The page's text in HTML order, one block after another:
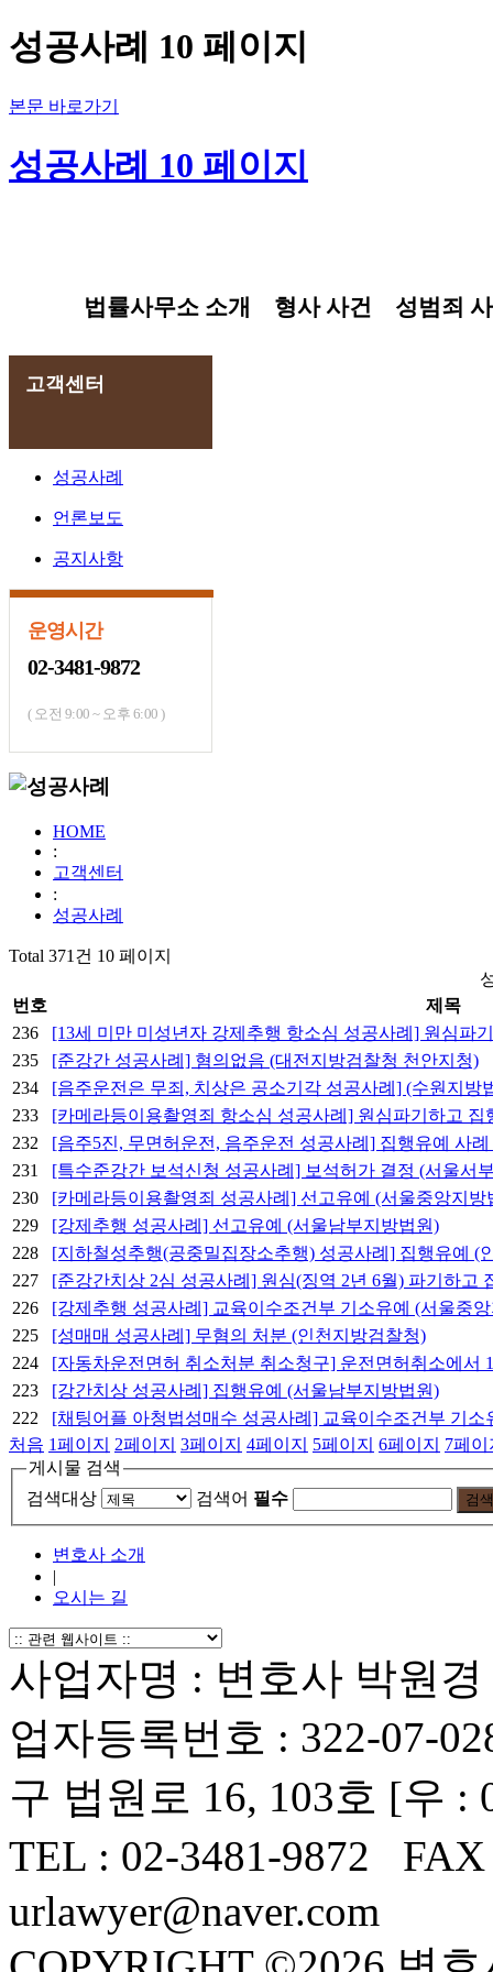
성공사례 10 페이지
본문 바로가기
성공사례 10 페이지
법률사무소 소개 형사 사건 성범죄
고객센터
성공사례
언론보도
공지사항
운영시간
02-3481-9872
( 오전 9:00 ~ 오후 6:00 )
HOME
:
고객센터
:
성공사례
Total 371건 10 페이지
번호
제목
236
[13세 미만 미성년자 강제추행 항소심 성공사례] 원심파
235
[준강간 성공사례] 혐의없음 (대전지방검찰청 천안지청)
234
[음주운전은 무죄, 치상은 공소기각 성공사례] (수원지방
233
[카메라등이용촬영죄 항소심 성공사례] 원심파기하고 집
232
[음주5진, 무면허운전, 음주운전 성공사례] 집행유예 사
231
[특수준강간 보석신청 성공사례] 보석허가 결정 (서울서
230
[카메라등이용촬영죄 성공사례] 선고유예 (서울중앙지방
229
[강제추행 성공사례] 선고유예 (서울남부지방법원)
228
[지하철성추행(공중밀집장소추행) 성공사례] 집행유예 (
227
[준강간치상 2심 성공사례] 원심(징역 2년 6월) 파기하고
226
[강제추행 성공사례] 교육이수조건부 기소유예 (서울중
225
[성매매 성공사례] 무혐의 처분 (인천지방검찰청)
224
[자동차운전면허 취소처분 취소청구] 운전면허취소에서
223
[강간치상 성공사례] 집행유예 (서울남부지방법원)
222
[채팅어플 아청법성매수 성공사례] 교육이수조건부 기소
처음 1페이지 2페이지 3페이지 4페이지 5페이지 6페이지 7페이
게시물 검색
검색대상
검색어 필수
변호사 소개
|
오시는 길
사업자명 : 변호사 박원
업자등록번호 : 322-07-
구 법원로 16, 103호 [우 :
TEL : 02-3481-9872
urlawyer@naver.com